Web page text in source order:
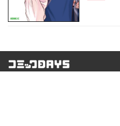
コミックDAYS